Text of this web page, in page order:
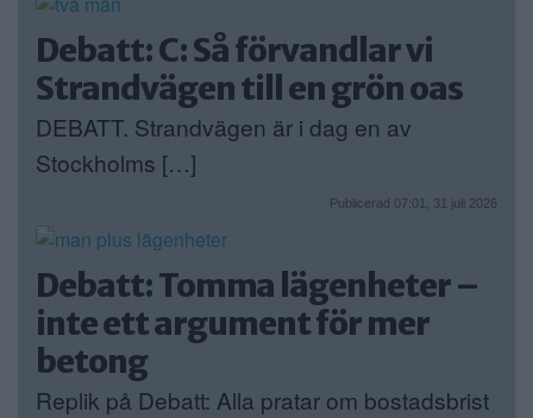
Debatt: C: Så förvandlar vi
Strandvägen till en grön oas
DEBATT. Strandvägen är i dag en av
Stockholms […]
Publicerad 07:01, 31 juli 2026
Debatt: Tomma lägenheter –
inte ett argument för mer
betong
Replik på Debatt: Alla pratar om bostadsbrist